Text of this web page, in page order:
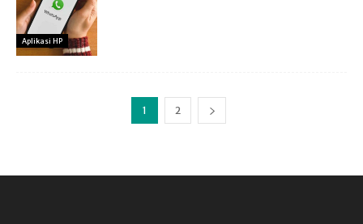
Aplikasi HP
1 2